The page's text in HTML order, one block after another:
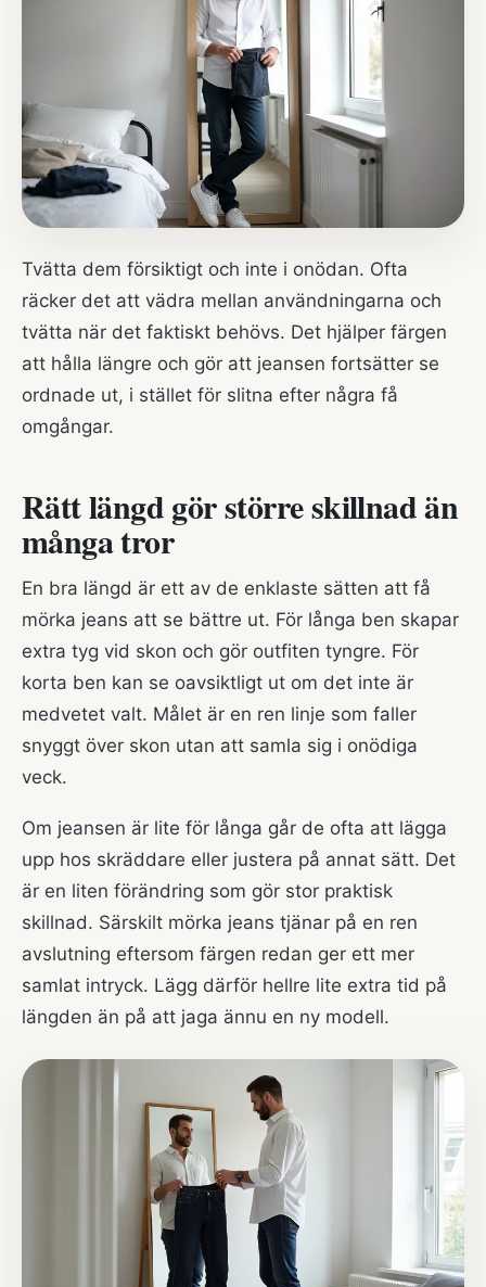
Tvätta dem försiktigt och inte i onödan. Ofta
räcker det att vädra mellan användningarna och
tvätta när det faktiskt behövs. Det hjälper färgen
att hålla längre och gör att jeansen fortsätter se
ordnade ut, i stället för slitna efter några få
omgångar.
Rätt längd gör större skillnad än
många tror
En bra längd är ett av de enklaste sätten att få
mörka jeans att se bättre ut. För långa ben skapar
extra tyg vid skon och gör outfiten tyngre. För
korta ben kan se oavsiktligt ut om det inte är
medvetet valt. Målet är en ren linje som faller
snyggt över skon utan att samla sig i onödiga
veck.
Om jeansen är lite för långa går de ofta att lägga
upp hos skräddare eller justera på annat sätt. Det
är en liten förändring som gör stor praktisk
skillnad. Särskilt mörka jeans tjänar på en ren
avslutning eftersom färgen redan ger ett mer
samlat intryck. Lägg därför hellre lite extra tid på
längden än på att jaga ännu en ny modell.